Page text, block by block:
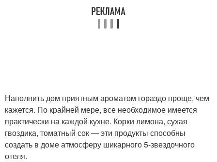
Наполнить дом приятным ароматом гораздо проще, чем
кажется. По крайней мере, все необходимое имеется
практически на каждой кухне. Корки лимона, сухая
гвоздика, томатный сок — эти продукты способны
создать в доме атмосферу шикарного 5-звездочного
отеля.